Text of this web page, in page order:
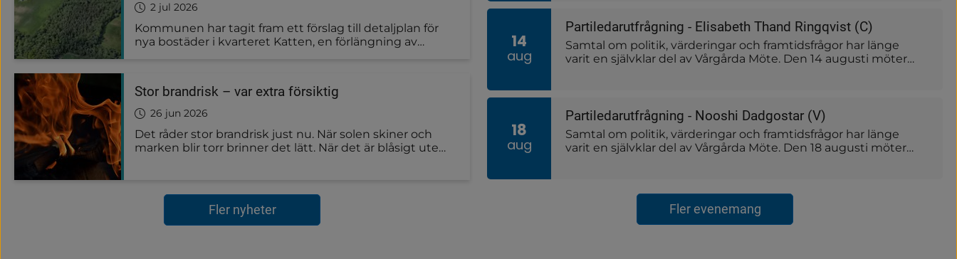
2 jul 2026
Kommunen har tagit fram ett förslag till detaljplan för
nya bostäder i kvarteret Katten, en förlängning av
Stor brandrisk – var extra försiktig
26 jun 2026
Det råder stor brandrisk just nu. När solen skiner och
marken blir torr brinner det lätt. När det är blåsigt ute
kan göras på ett säkert sätt ska du avstå från att elda
Fler nyheter
Datum
14
aug
Partiledarutfrågning - Elisabeth Thand Ringqvist (C)
Samtal om politik, värderingar och framtidsfrågor har länge
varit en självklar del av Vårgårda Möte. Den 14 augusti möter
Datum
18
aug
Partiledarutfrågning - Nooshi Dadgostar (V)
Samtal om politik, värderingar och framtidsfrågor har länge
varit en självklar del av Vårgårda Möte. Den 18 augusti möter
Fler evenemang